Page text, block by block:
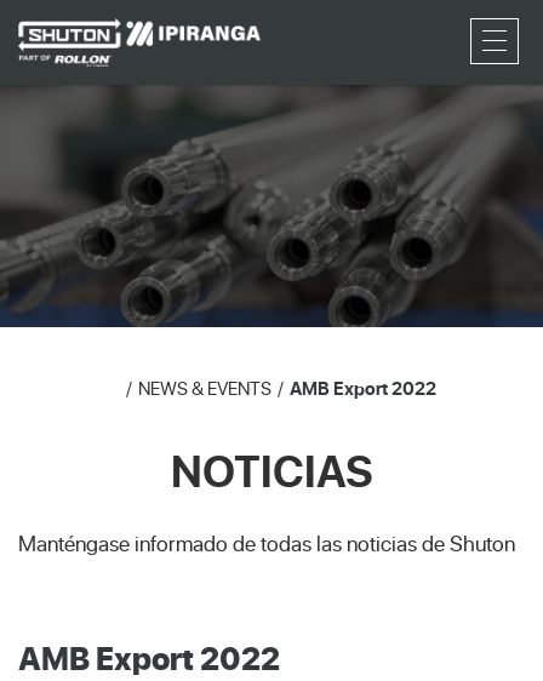
RFQ
NEWS & EVENTS AMB Export 2022
NOTICIAS
Manténgase informado de todas las noticias de Shuton
AMB Export 2022